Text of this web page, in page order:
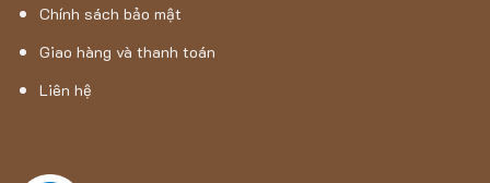
Chính sách bảo mật
Giao hàng và thanh toán
Liên hệ